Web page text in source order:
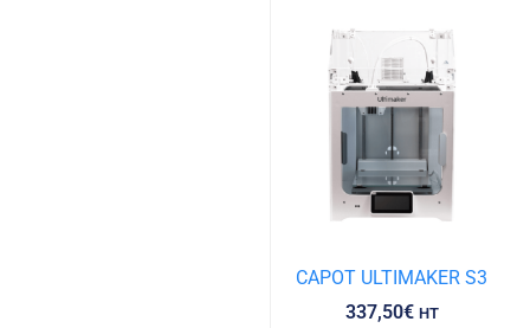
CAPOT ULTIMAKER S3
337,50€ HT